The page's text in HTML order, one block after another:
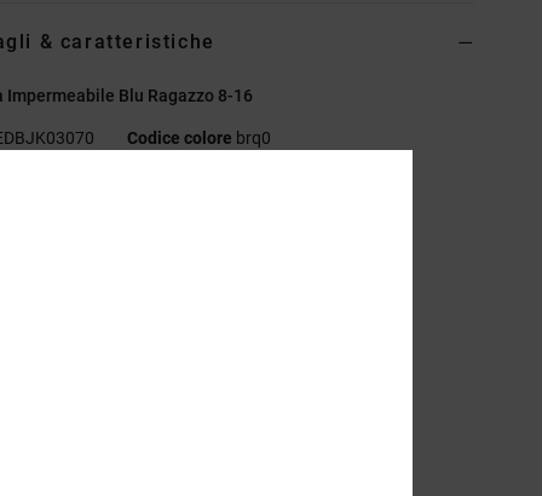
& caratteristiche
Impermeabile Blu Ragazzo 8-16
Codice colore brq0